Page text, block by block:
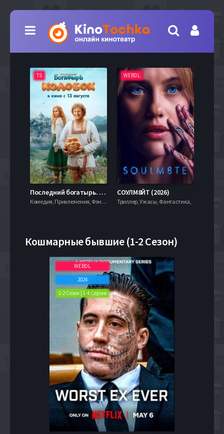
TS
Последний богатырь. Колобок (2026)
Комедия, Приключения, Фэнтези,
WEBDL
СОУЛМ8ЙТ (2026)
Триллер, Ужасы, Фантастика,
Кошмарные бывшие (1-2 Сезон)
WEBDL
2024
1-2 Сезон | 1-4 Серия